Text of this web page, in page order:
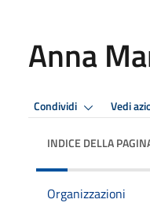
Anna
Condividi Vedi
INDICE DELLA
Organizzazioni